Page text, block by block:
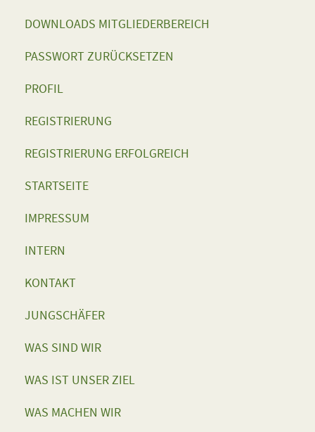
DOWNLOADS MITGLIEDERBEREICH
PASSWORT ZURÜCKSETZEN
PROFIL
REGISTRIERUNG
REGISTRIERUNG ERFOLGREICH
STARTSEITE
IMPRESSUM
INTERN
KONTAKT
JUNGSCHÄFER
WAS SIND WIR
WAS IST UNSER ZIEL
WAS MACHEN WIR